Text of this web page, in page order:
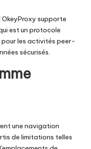
OkeyProxy supporte
est un protocole
les activités peer-
sécurisés.
une navigation
de limitations telles